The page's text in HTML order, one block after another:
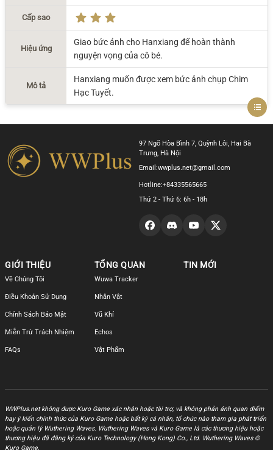
Cấp sao
Hiệu ứng
Giao bức ảnh cho Hanxiang để hoàn thành
nguyện vọng của cô bé.
Mô tả
Hanxiang muốn được xem bức ảnh chụp Chim
Hạc Tuyết.
97 Ngõ Hòa Bình 7, Quỳnh Lôi, Hai Bà
Trưng, Hà Nội
Email:wwplus.net@gmail.com
Hotline:+84335565665
Thứ 2 - Thứ 6: 6h - 18h
GIỚI THIỆU
Về Chúng Tôi
Điều Khoản Sử Dụng
Chính Sách Bảo Mật
Miễn Trừ Trách Nhiệm
FAQs
TỔNG QUAN
Wuwa Tracker
Nhân Vật
Vũ Khí
Echos
Vật Phẩm
TIN MỚI
WWPlus.net không được Kuro Game xác nhận hoặc tài trợ, và không phản ánh quan điểm
hay ý kiến chính thức của Kuro Game hoặc bất kỳ cá nhân, tổ chức nào tham gia phát triển
hoặc quản lý Wuthering Waves. Wuthering Waves và Kuro Game là các thương hiệu hoặc
thương hiệu đã đăng ký của Kuro Technology (Hong Kong) Co., Ltd. Wuthering Waves ©
Kuro Game.